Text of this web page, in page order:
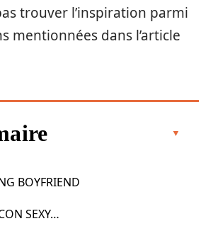
trouver l’inspiration parmi
mentionnées dans l’article
BOYFRIEND
SEXY…